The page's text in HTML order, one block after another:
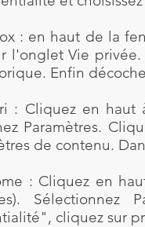
: en haut de la
l'onglet Vie privée.
Enfin
: Cliquez en
Paramètres.
de contenu.
: Cliquez en
Sélectionnez
cliquez sur